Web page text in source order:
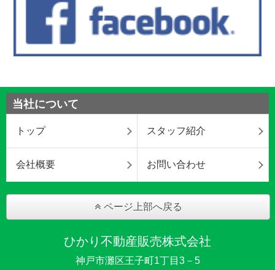
当社について
トップ スタッフ紹介
会社概要 お問い合わせ
ページ上部へ戻る
ひかり不動産販売株式会社
神戸市灘区王子町1丁目3－5